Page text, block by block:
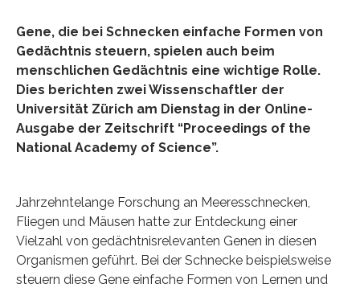
Gene, die bei Schnecken einfache Formen von
Gedächtnis steuern, spielen auch beim
menschlichen Gedächtnis eine wichtige Rolle.
Dies berichten zwei Wissenschaftler der
Universität Zürich am Dienstag in der Online-
Ausgabe der Zeitschrift “Proceedings of the
National Academy of Science”.
Jahrzehntelange Forschung an Meeresschnecken,
Fliegen und Mäusen hatte zur Entdeckung einer
Vielzahl von gedächtnisrelevanten Genen in diesen
Organismen geführt. Bei der Schnecke beispielsweise
steuern diese Gene einfache Formen von Lernen und